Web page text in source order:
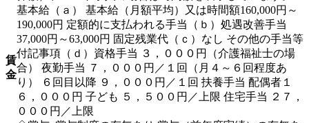
賃
金
基本給（ａ） 基本給（月額平均）又は時間額160,000円～
190,000円 定額的に支払われる手当（ｂ）処遇改善手当
37,000円～63,000円 固定残業代（ｃ）なし その他の手当等
付記事項（ｄ）資格手当 ３，０００円（介護福祉士の場
合） 夜勤手当 ７，０００円／１回（月４～６回程度あ
り） ６回目以降 ９，０００円／１回 扶養手当 配偶者１
６，０００円 子ども ５，５００円／上限 住宅手当 ２７，
０００円／上限